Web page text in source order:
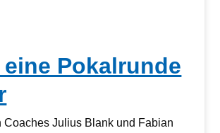
eine Pokalrunde
Coaches Julius Blank und Fabian